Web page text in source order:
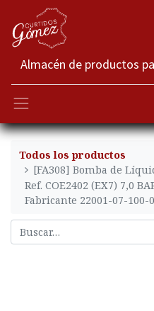
Almacén de productos
Todos los productos
[FA308] Bomba de
Ref. COE2402 (EX7) 7,0
Fabricante 22001-07-100-